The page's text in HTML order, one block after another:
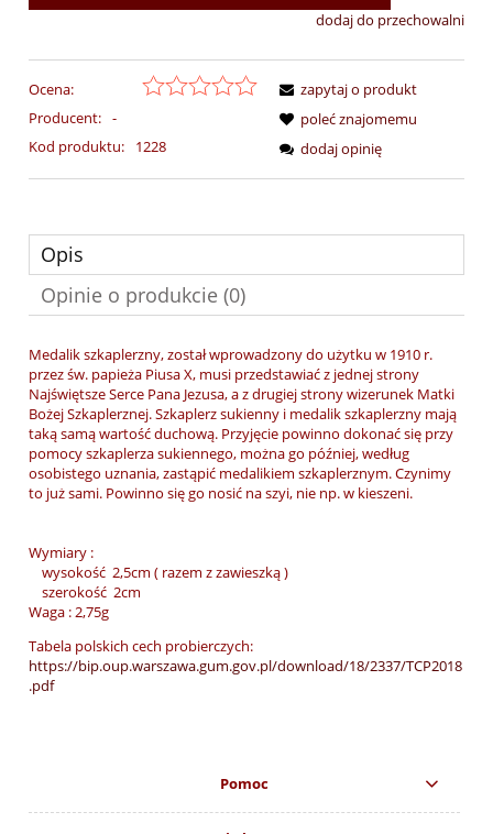
dodaj do przechowalni
Ocena:
Producent: -
Kod produktu:
1228
zapytaj o produkt
poleć znajomemu
dodaj opinię
Opis
Opinie o produkcie (0)
Medalik szkaplerzny, został wprowadzony do użytku w 1910 r.
przez św. papieża Piusa X, musi przedstawiać z jednej strony
Najświętsze Serce Pana Jezusa, a z drugiej strony wizerunek Matki
Bożej Szkaplerznej. Szkaplerz sukienny i medalik szkaplerzny mają
taką samą wartość duchową. Przyjęcie powinno dokonać się przy
pomocy szkaplerza sukiennego, można go później, według
osobistego uznania, zastąpić medalikiem szkaplerznym. Czynimy
to już sami. Powinno się go nosić na szyi, nie np. w kieszeni.
Wymiary :
wysokość 2,5cm ( razem z zawieszką )
szerokość 2cm
Waga : 2,75g
Tabela polskich cech probierczych:
https://bip.oup.warszawa.gum.gov.pl/download/18/2337/TCP2018
.pdf
Pomoc